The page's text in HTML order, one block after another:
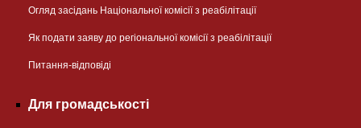
Огляд засідань Національної комісії з реабілітації
Як подати заяву до регіональної комісії з реабілітації
Питання-відповіді
Для громадськості